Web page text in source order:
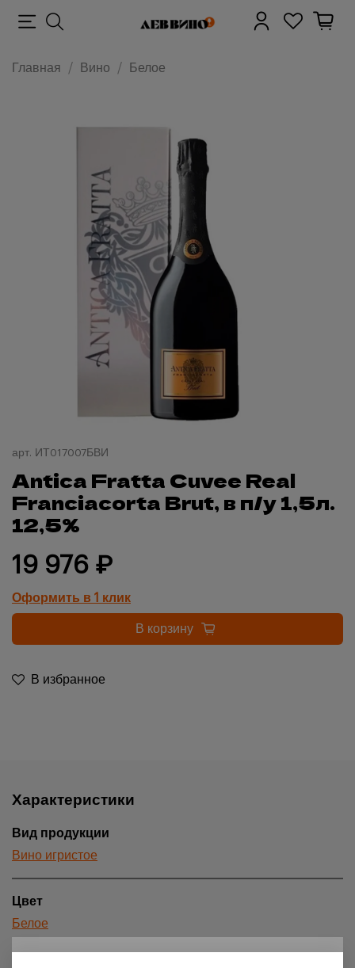
Главная Вино Белое
арт. ИТ017007БВИ
Antica Fratta Cuvee Real
Franciacorta Brut, в п/у 1,5л.
12,5%
В избранное
19 976 ₽
Оформить в 1 клик
В корзину
Характеристики
Вид продукции
Вино игристое
Цвет
Белое